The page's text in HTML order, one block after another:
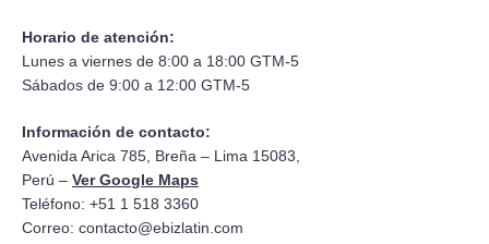
Horario de atención:
Lunes a viernes de 8:00 a 18:00 GTM-5
Sábados de 9:00 a 12:00 GTM-5
Información de contacto:
Avenida Arica 785, Breña – Lima 15083,
Perú – Ver Google Maps
Teléfono: +51 1 518 3360
Correo: contacto@ebizlatin.com